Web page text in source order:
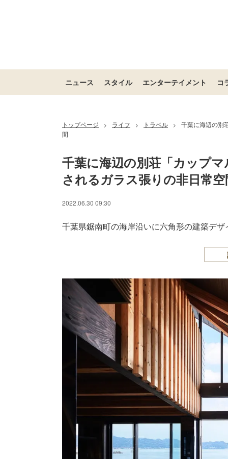
ニュース スタイル エンターテイメント コ
トップページ > ライフ > トラベル >
千葉に海辺の別
間
千葉に海辺の別荘「カップ
されるガラス張りの非日常
2022.06.30 09:30
千葉県鋸南町の海岸沿いに六角形の建築デ